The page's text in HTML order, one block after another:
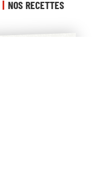
NOS RECETTES